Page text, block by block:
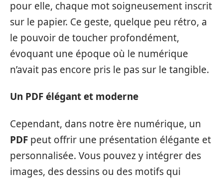
pour elle, chaque mot soigneusement inscrit
sur le papier. Ce geste, quelque peu rétro, a
le pouvoir de toucher profondément,
évoquant une époque où le numérique
n’avait pas encore pris le pas sur le tangible.
Un PDF élégant et moderne
Cependant, dans notre ère numérique, un
PDF peut offrir une présentation élégante et
personnalisée. Vous pouvez y intégrer des
images, des dessins ou des motifs qui